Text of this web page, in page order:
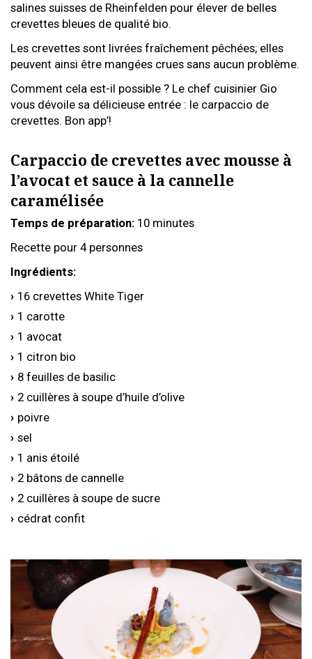
salines suisses de Rheinfelden pour élever de belles
crevettes bleues de qualité bio.
Les crevettes sont livrées fraîchement pêchées; elles
peuvent ainsi être mangées crues sans aucun problème.
Comment cela est-il possible ? Le chef cuisinier Gio
vous dévoile sa délicieuse entrée : le carpaccio de
crevettes. Bon app’!
Carpaccio de crevettes avec mousse à
l’avocat et sauce à la cannelle
caramélisée
Temps de préparation: 10 minutes
Recette pour 4 personnes
Ingrédients:
16 crevettes White Tiger
1 carotte
1 avocat
1 citron bio
8 feuilles de basilic
2 cuillères à soupe d’huile d’olive
poivre
sel
1 anis étoilé
2 bâtons de cannelle
2 cuillères à soupe de sucre
cédrat confit